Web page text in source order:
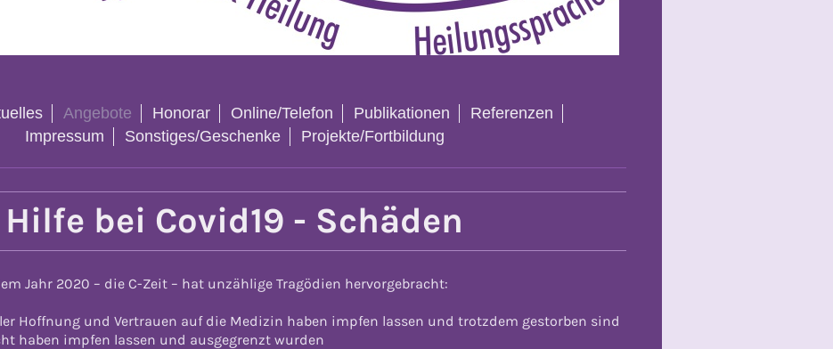
Angebote Honorar Online/Telefon Publikationen
Referenzen
Impressum
Sonstiges/Geschenke Projekte/Fortbildung
Hilfe bei Covid19 - Schäden
Jahr 2020 – die C-Zeit – hat unzählige Tragödien hervorgebracht:
Hoffnung und Vertrauen auf die Medizin haben impfen lassen und trotzdem gestorben sind
haben impfen lassen und ausgegrenzt wurden